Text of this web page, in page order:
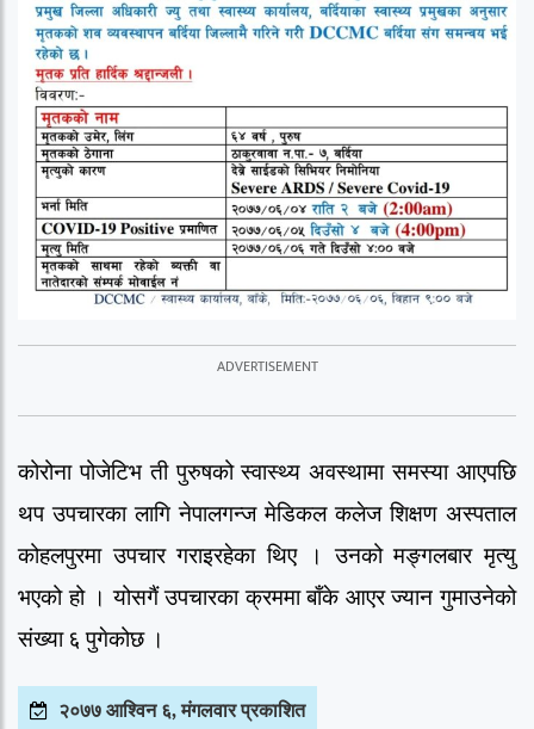
कोरोना पोजेटिभ ती पुरुषको स्वास्थ्य अवस्थामा समस्या आएपछि
थप उपचारका लागि नेपालगन्ज मेडिकल कलेज शिक्षण अस्पताल
कोहलपुरमा उपचार गराइरहेका थिए । उनको मङ्गलबार मृत्यु
भएको हो । योसगैं उपचारका क्रममा बाँके आएर ज्यान गुमाउनेको
संख्या ६ पुगेकोछ ।
२०७७ आश्विन ६, मंगलवार प्रकाशित